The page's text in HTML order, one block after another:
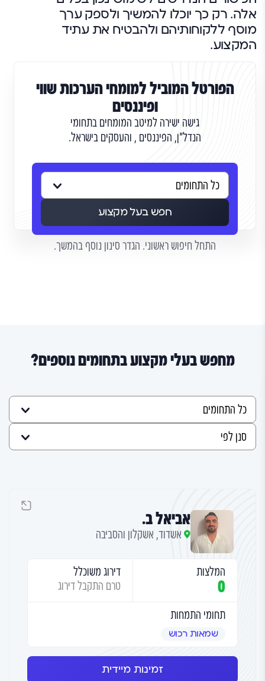
אלה. רק כך יוכלו להמשיך ולספק ערך
מוסף ללקוחותיהם ולהבטיח את עתיד
המקצוע.
הפורטל המוביל למומחי הערכות שווי
ופיננסים
גישה ישירה למיטב המומחים בתחומי
הנדל"ן, הפיננסים , והעסקים בישראל.
חפש בעל מקצוע
התחל חיפוש ראשוני. הגדר סינון נוסף בהמשך.
מחפש בעלי מקצוע בתחומים נוספים?
אביאל ב.
אשדוד, אשקלון והסביבה
המלצות
0
דירוג משוכלל
טרם התקבל דירוג
תחומי התמחות
שמאות רכוש
זמינות מיידית